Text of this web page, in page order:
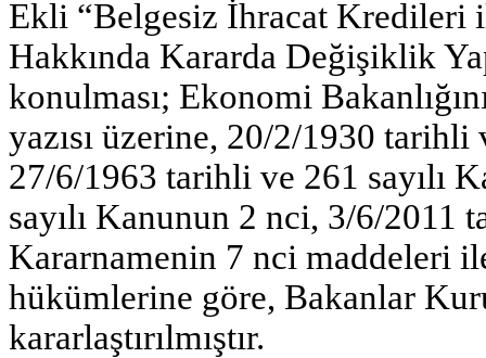
Ekli “Belgesiz İhracat Kredileri
Hakkında Kararda Değişiklik
konulması; Ekonomi
yazısı üzerine, 20/2/1930
27/6/1963 tarihli ve 261 sayılı
sayılı Kanunun 2 nci, 3/6/2011
Kararnamenin 7 nci maddeleri
hükümlerine göre, Bakanlar
kararlaştırılmıştır.